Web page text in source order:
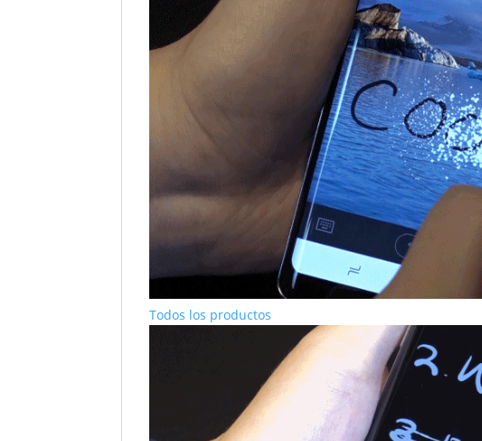
Todos los productos